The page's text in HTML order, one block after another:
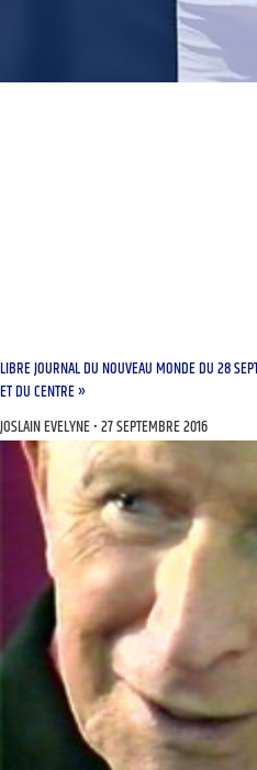
LIBRE JOURNAL DU NOUVEAU MONDE DU 28
ET DU CENTRE »
JOSLAIN EVELYNE 27 SEPTEMBRE 2016